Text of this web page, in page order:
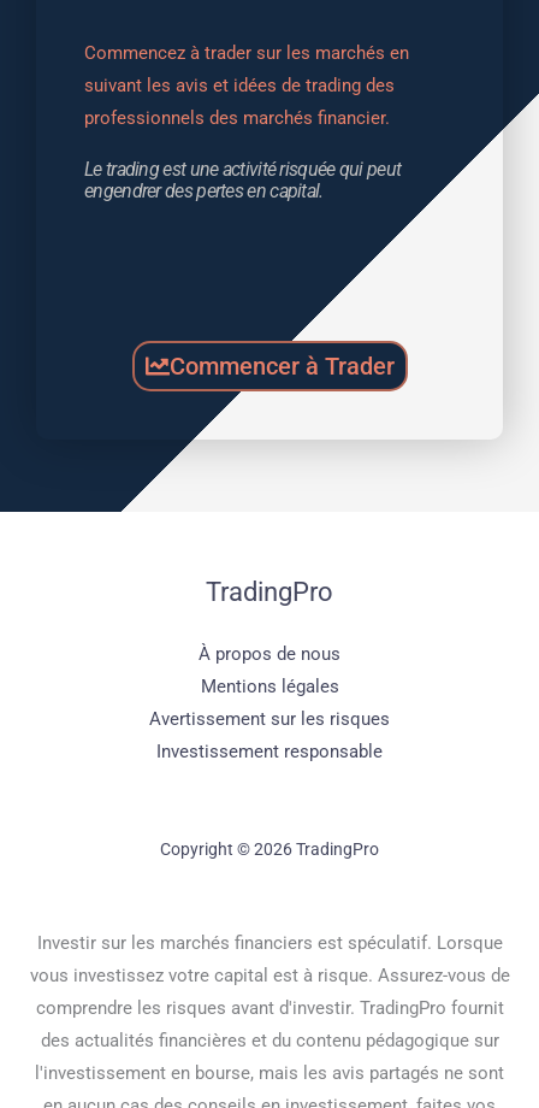
Commencez à trader sur les marchés en
suivant les avis et idées de trading des
professionnels des marchés financier.
Le trading est une activité risquée qui peut
engendrer des pertes en capital.
Commencer à Trader
TradingPro
À propos de nous
Mentions légales
Avertissement sur les risques
Investissement responsable
Copyright © 2026 TradingPro
Investir sur les marchés financiers est spéculatif. Lorsque
vous investissez votre capital est à risque. Assurez-vous de
comprendre les risques avant d'investir. TradingPro fournit
des actualités financières et du contenu pédagogique sur
l'investissement en bourse, mais les avis partagés ne sont